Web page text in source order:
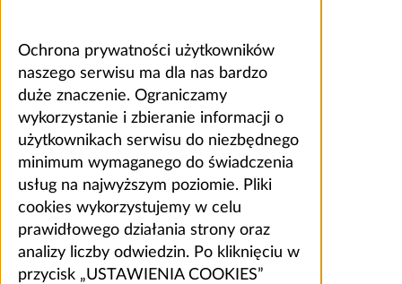
Ochrona prywatności użytkowników
naszego serwisu ma dla nas bardzo
duże znaczenie. Ograniczamy
wykorzystanie i zbieranie informacji o
użytkownikach serwisu do niezbędnego
minimum wymaganego do świadczenia
usług na najwyższym poziomie. Pliki
cookies wykorzystujemy w celu
prawidłowego działania strony oraz
analizy liczby odwiedzin. Po kliknięciu w
przycisk „USTAWIENIA COOKIES”